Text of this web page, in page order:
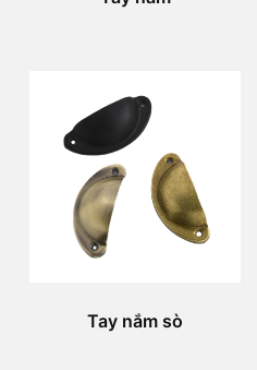
Tay nắm sò